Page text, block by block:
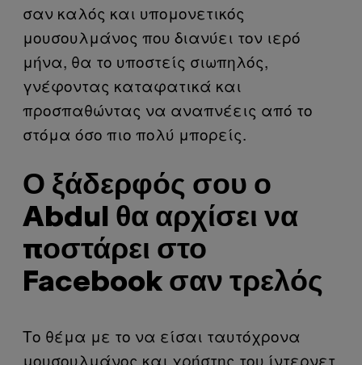
σαν καλός και υπομονετικός
μουσουλμάνος που διανύει τον ιερό
μήνα, θα το υποστείς σιωπηλός,
γνέφοντας καταφατικά και
προσπαθώντας να αναπνέεις από το
στόμα όσο πιο πολύ μπορείς.
Ο ξάδερφός σου ο
Abdul θα αρχίσει να
ποστάρει στο
Facebook σαν τρελός
Το θέμα με το να είσαι ταυτόχρονα
μουσουλμάνος και χρήστης του ίντερνετ